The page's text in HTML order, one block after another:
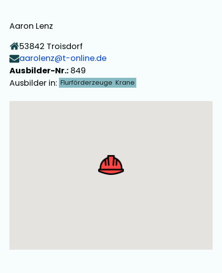
Aaron Lenz
53842 Troisdorf
aarolenz@t-online.de
Ausbilder-Nr.: 849
Ausbilder in: Flurförderzeuge Krane